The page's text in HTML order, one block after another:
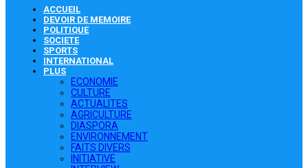
ACCUEIL
DEVOIR DE MEMOIRE
POLITIQUE
SOCIETE
SPORTS
INTERNATIONAL
PLUS
ECONOMIE
CULTURE
ACTUALITES
AGRICULTURE
DIASPORA
ENVIRONNEMENT
FAITS DIVERS
INITIATIVE